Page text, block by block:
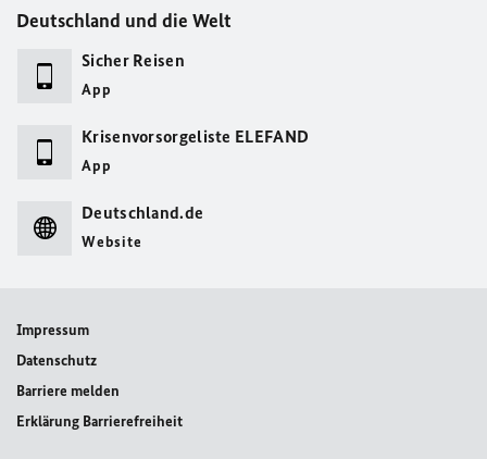
Deutschland und die Welt
Sicher Reisen
App
Krisenvorsorgeliste ELEFAND
App
Deutschland.de
Website
Impressum
Datenschutz
Barriere melden
Erklärung Barrierefreiheit